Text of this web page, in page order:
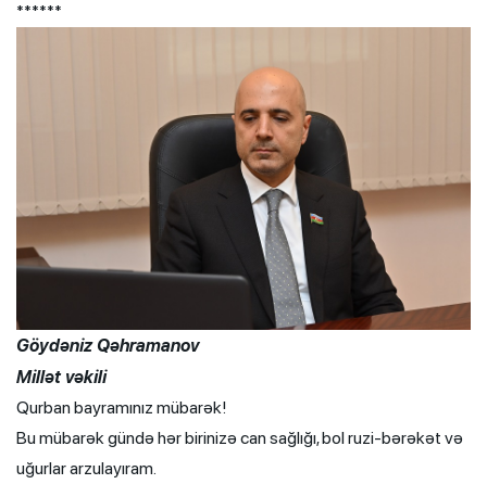
******
Göydəniz Qəhramanov
Millət vəkili
Qurban bayramınız mübarək!
Bu mübarək gündə hər birinizə can sağlığı, bol ruzi-bərəkət və
uğurlar arzulayıram.